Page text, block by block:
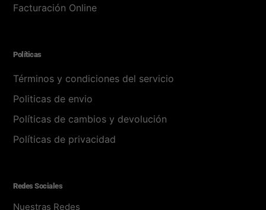
Facturación Online
Políticas
Términos y condiciones del servicio
Politicas de envio
Políticas de cambios y devolución
Políticas de privacidad
Redes Sociales
Nuestras Redes